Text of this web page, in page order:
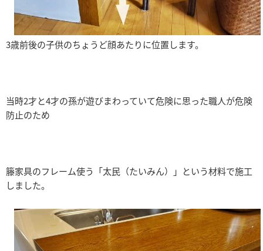
3歳前後の子供のちょうど顔あたりに位置します。
当時2才と4才の孫が遊びまわっていて危険に思った職人が危険
防止のため
籐家具のフレーム使う「太民（たいみん）」という材料で施工
しました。